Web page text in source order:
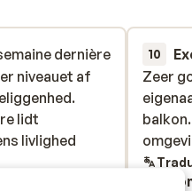
dernière
niveauet af
lidt
livlighed
niveauet af
lidt
livlighed
10
Zeer
Zeer